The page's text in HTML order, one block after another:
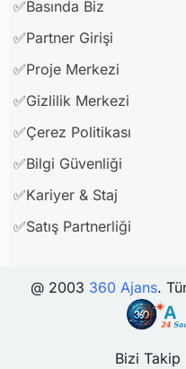
✅Basında Biz
✅Partner Girişi
✅Proje Merkezi
✅Gizlilik Merkezi
✅Çerez Politikası
✅Bilgi Güvenliği
✅Kariyer & Staj
✅Satış Partnerliği
@ 2003 360 Ajans.
Bizi Takip